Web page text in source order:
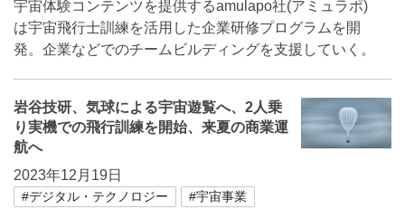
宇宙体験コンテンツを提供するamulapo社(アミュラポ)
は宇宙飛行士訓練を活用した企業研修プログラムを開
発。企業などでのチームビルディングを支援していく。
岩谷技研、気球による宇宙遊覧へ、2人乗
り実機での飛行訓練を開始、来夏の商業運
航へ
2023年12月19日
#デジタル・テクノロジー #宇宙事業